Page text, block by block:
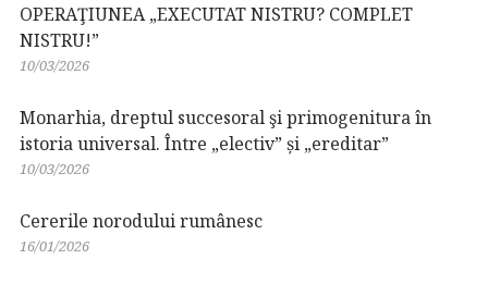
OPERAŢIUNEA „EXECUTAT NISTRU? COMPLET
NISTRU!”
10/03/2026
Monarhia, dreptul succesoral şi primogenitura în
istoria universal. Între „electiv” și „ereditar”
10/03/2026
Cererile norodului rumânesc
16/01/2026